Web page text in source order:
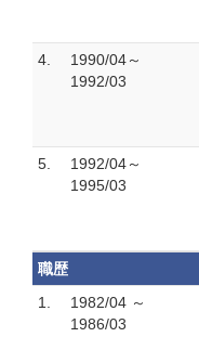
4.
1990/04～
1992/03
5.
1992/04～
1995/03
職歴
1.
1982/04 ～
1986/03